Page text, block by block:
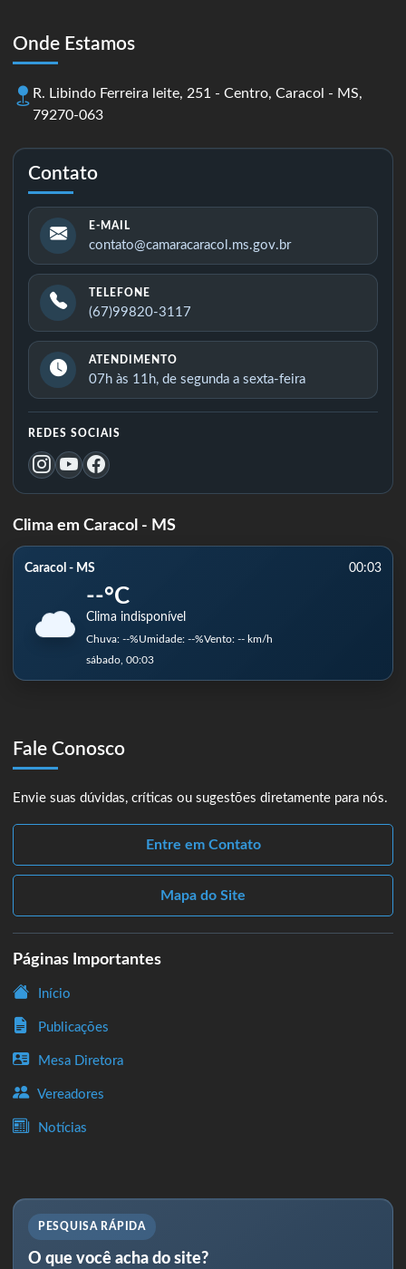
Onde Estamos
R. Libindo Ferreira leite, 251 - Centro, Caracol - MS,
79270-063
Contato
E-MAIL
contato@camaracaracol.ms.gov.br
TELEFONE
(67)99820-3117
ATENDIMENTO
07h às 11h, de segunda a sexta-feira
REDES SOCIAIS
Clima em Caracol - MS
Caracol - MS 00:03
--°C
Clima indisponível
Chuva: --%Umidade: --%Vento: -- km/h
sábado, 00:03
Fale Conosco
Envie suas dúvidas, críticas ou sugestões diretamente para nós.
Entre em Contato
Mapa do Site
Páginas Importantes
Início
Publicações
Mesa Diretora
Vereadores
Notícias
PESQUISA RÁPIDA
O que você acha do site?